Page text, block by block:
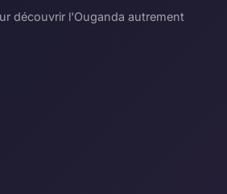
découvrir l'Ouganda autrement